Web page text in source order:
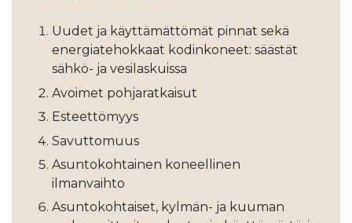
Uudet ja käyttämättömät pinnat sekä
energiatehokkaat kodinkoneet: säästät
sähkö- ja vesilaskuissa
Avoimet pohjaratkaisut
Esteettömyys
Savuttomuus
Asuntokohtainen koneellinen
ilmanvaihto
Asuntokohtaiset, kylmän- ja kuuman